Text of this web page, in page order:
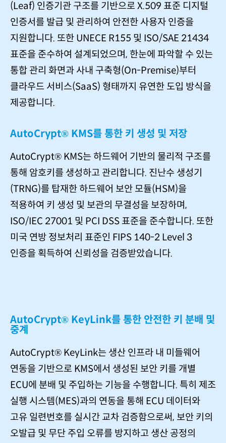
(Leaf) 인증기관 구조를 기반으로 X.509 표준 디지털
인증서를 발급 및 관리하여 안전한 사용자 인증을
지원합니다. 또한 UNECE R155 및 ISO/SAE 21434
표준을 준수하여 설계되었으며, 한눈에 파악할 수 있는
통합 관리 화면과 사내 구축형(On-Premise)부터
클라우드 서비스(SaaS) 형태까지 유연한 도입 방식을
제공합니다.
AutoCrypt® KMS를 통한 키 생성 및 저장
AutoCrypt® KMS는 하드웨어 기반의 물리적 구조를
통해 암호키를 생성하고 관리합니다. 진난수 생성기
(TRNG)를 탑재한 하드웨어 보안 모듈(HSM)을
적용하여 키 생성 및 보관의 무결성을 보장하며,
ISO/IEC 27001 및 PCI DSS 표준을 준수합니다. 또한
미국 연방 정보처리 표준인 FIPS 140-2 Level 3
인증을 획득하여 신뢰성을 검증받았습니다.
AutoCrypt® KeyLink를 통한 안전한 키 분배 및
중계
AutoCrypt® KeyLink는 생산 인프라 내 미들웨어
연동을 기반으로 KMS에서 생성된 보안 키를 개별
ECU에 분배 및 주입하는 기능을 수행합니다. 특히 제조
실행 시스템(MES)과의 연동을 통해 ECU 데이터와
고유 일련번호를 실시간 교차 검증함으로써, 보안 키의
오발급 및 무단 주입 오류를 방지하고 생산 공정의